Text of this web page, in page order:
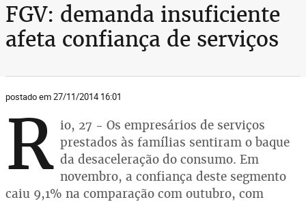
FGV: demanda insuficiente
afeta confiança de serviços
postado em 27/11/2014 16:01
R io, 27 - Os empresários de serviços
prestados às famílias sentiram o baque
da desaceleração do consumo. Em
novembro, a confiança deste segmento
caiu 9,1% na comparação com outubro, com